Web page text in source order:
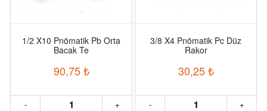
1/2 X10 Pnömatik Pb Orta
Bacak Te
90,75₺
+
-
3/8 X4 Pnömatik Pc Düz
Rakor
30,25₺
+
-